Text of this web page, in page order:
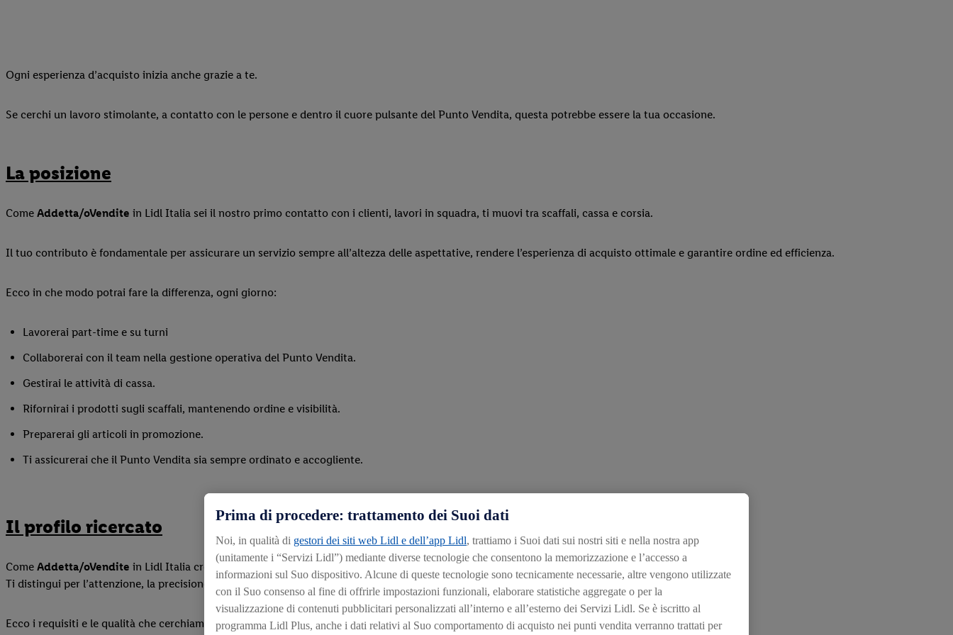
Ogni esperienza d’acquisto inizia anche grazie a te.
Se cerchi un lavoro stimolante, a contatto con le persone e dentro il cuore pulsante del Punto Vendita, questa potrebbe essere la tua occasione.
La posizione
Come Addetta/oVendite in Lidl Italia sei il nostro primo contatto con i clienti, lavori in squadra, ti muovi tra scaffali, cassa e corsia.
Il tuo contributo è fondamentale per assicurare un servizio sempre all’altezza delle aspettative, rendere l’esperienza di acquisto ottimale e garantire ordine ed efficienza.
Ecco in che modo potrai fare la differenza, ogni giorno:
Lavorerai part-time e su turni
Collaborerai con il team nella gestione operativa del Punto Vendita.
Gestirai le attività di cassa.
Rifornirai i prodotti sugli scaffali, mantenendo ordine e visibilità.
Preparerai gli articoli in promozione.
Ti assicurerai che il Punto Vendita sia sempre ordinato e accogliente.
Il profilo ricercato
Come Addetta/oVendite in Lidl Italia crei un’esperienza positiva per chi entra in negozio e contribuisci al lavoro di squadra.
Ti distingui per l’attenzione, la precisione e la voglia di offrire sempre un buon servizio alla clientela.
Ecco i requisiti e le qualità che cerchiamo:
Prima di procedere: trattamento dei Suoi dati
Noi, in qualità di gestori dei siti web Lidl e dell’app Lidl, trattiamo i Suoi dati sui nostri siti e nella nostra app
(unitamente i “Servizi Lidl”) mediante diverse tecnologie che consentono la memorizzazione e l’accesso a
informazioni sul Suo dispositivo. Alcune di queste tecnologie sono tecnicamente necessarie, altre vengono utilizzate
con il Suo consenso al fine di offrirle impostazioni funzionali, elaborare statistiche aggregate o per la
visualizzazione di contenuti pubblicitari personalizzati all’interno e all’esterno dei Servizi Lidl. Se è iscritto al
programma Lidl Plus, anche i dati relativi al Suo comportamento di acquisto nei punti vendita verranno trattati per